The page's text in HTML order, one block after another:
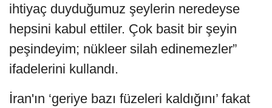
ihtiyaç duyduğumuz şeylerin neredeyse
hepsini kabul ettiler. Çok basit bir şeyin
peşindeyim; nükleer silah edinemezler”
ifadelerini kullandı.
İran'ın ‘geriye bazı füzeleri kaldığını’ fakat